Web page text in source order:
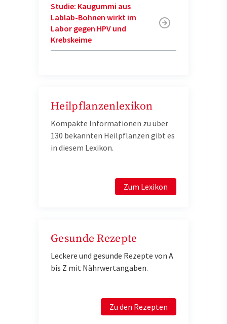
Studie: Kaugummi aus
Lablab-Bohnen wirkt im
Labor gegen HPV und
Krebskeime
Heilpflanzenlexikon
Kompakte Informationen zu über
130 bekannten Heilpflanzen gibt es
in diesem Lexikon.
Zum Lexikon
Gesunde Rezepte
Leckere und gesunde Rezepte von A
bis Z mit Nährwertangaben.
Zu den Rezepten